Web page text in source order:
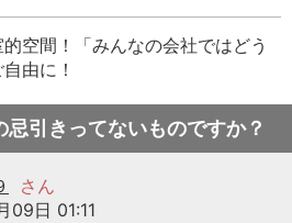
空間！「みんなの会社ではどう
由に！
引きってないものですか？
さん
09日 01:11